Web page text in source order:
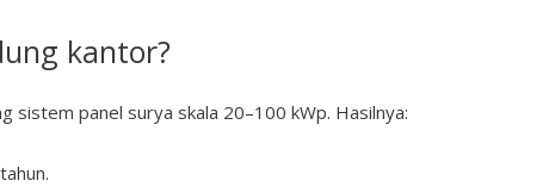
kantor?
sistem panel surya skala 20–100 kWp. Hasilnya: